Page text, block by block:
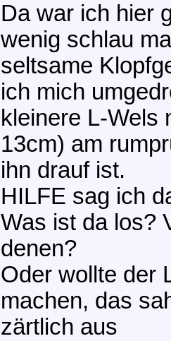
Da war ich hier
wenig schlau
seltsame
ich mich
kleinere L-Wels
13cm) am
ihn drauf ist.
HILFE sag ich
Was ist da los?
denen?
Oder wollte der
machen, das
zärtlich aus